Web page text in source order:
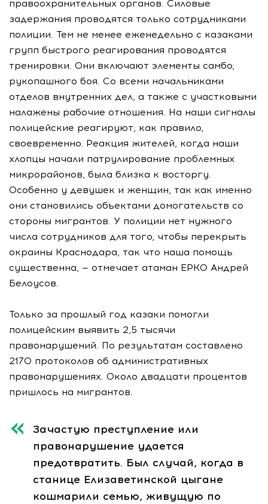
правоохранительных органов. Силовые
задержания проводятся только сотрудниками
полиции. Тем не менее еженедельно с казаками
групп быстрого реагирования проводятся
тренировки. Они включают элементы самбо,
рукопашного боя. Со всеми начальниками
отделов внутренних дел, а также с участковыми
налажены рабочие отношения. На наши сигналы
полицейские реагируют, как правило,
своевременно. Реакция жителей, когда наши
хлопцы начали патрулирование проблемных
микрорайонов, была близка к восторгу.
Особенно у девушек и женщин, так как именно
они становились объектами домогательств со
стороны мигрантов. У полиции нет нужного
числа сотрудников для того, чтобы перекрыть
окраины Краснодара, так что наша помощь
существенна, — отмечает атаман ЕРКО Андрей
Белоусов.
Только за прошлый год казаки помогли
полицейским выявить 2,5 тысячи
правонарушений. По результатам составлено
2170 протоколов об административных
правонарушениях. Около двадцати процентов
пришлось на мигрантов.
Зачастую преступление или
правонарушение удается
предотвратить. Был случай, когда в
станице Елизаветинской цыгане
кошмарили семью, живущую по